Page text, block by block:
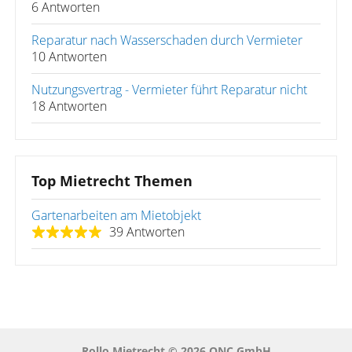
6 Antworten
Reparatur nach Wasserschaden durch Vermieter
10 Antworten
Nutzungsvertrag - Vermieter führt Reparatur nicht
18 Antworten
Top Mietrecht Themen
Gartenarbeiten am Mietobjekt
39 Antworten